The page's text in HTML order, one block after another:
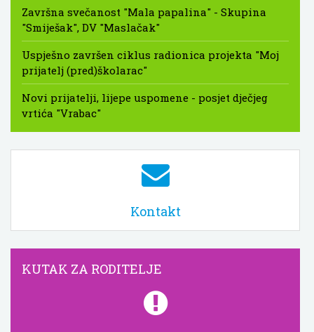
Završna svečanost "Mala papalina" - Skupina
"Smiješak", DV "Maslačak"
Uspješno završen ciklus radionica projekta "Moj
prijatelj (pred)školarac"
Novi prijatelji, lijepe uspomene - posjet dječjeg
vrtića "Vrabac"
Kontakt
KUTAK ZA RODITELJE